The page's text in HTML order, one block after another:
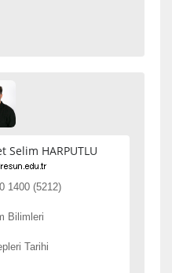
Selim HARPUTLU
1400 (5212)
Bilimleri
Tarihi